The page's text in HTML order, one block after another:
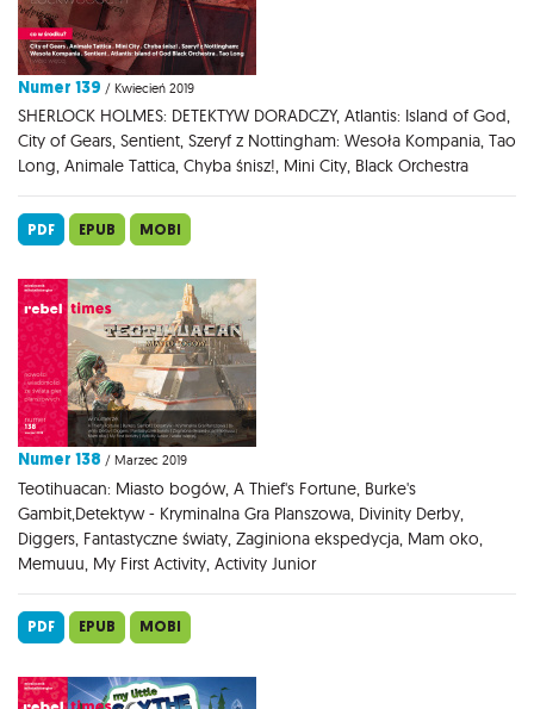
Numer 139 / Kwiecień 2019
SHERLOCK HOLMES: DETEKTYW DORADCZY, Atlantis: Island of God,
City of Gears, Sentient, Szeryf z Nottingham: Wesoła Kompania, Tao
Long, Animale Tattica, Chyba śnisz!, Mini City, Black Orchestra
PDF EPUB MOBI
Numer 138 / Marzec 2019
Teotihuacan: Miasto bogów, A Thief's Fortune, Burke's
Gambit,Detektyw - Kryminalna Gra Planszowa, Divinity Derby,
Diggers, Fantastyczne światy, Zaginiona ekspedycja, Mam oko,
Memuuu, My First Activity, Activity Junior
PDF EPUB MOBI